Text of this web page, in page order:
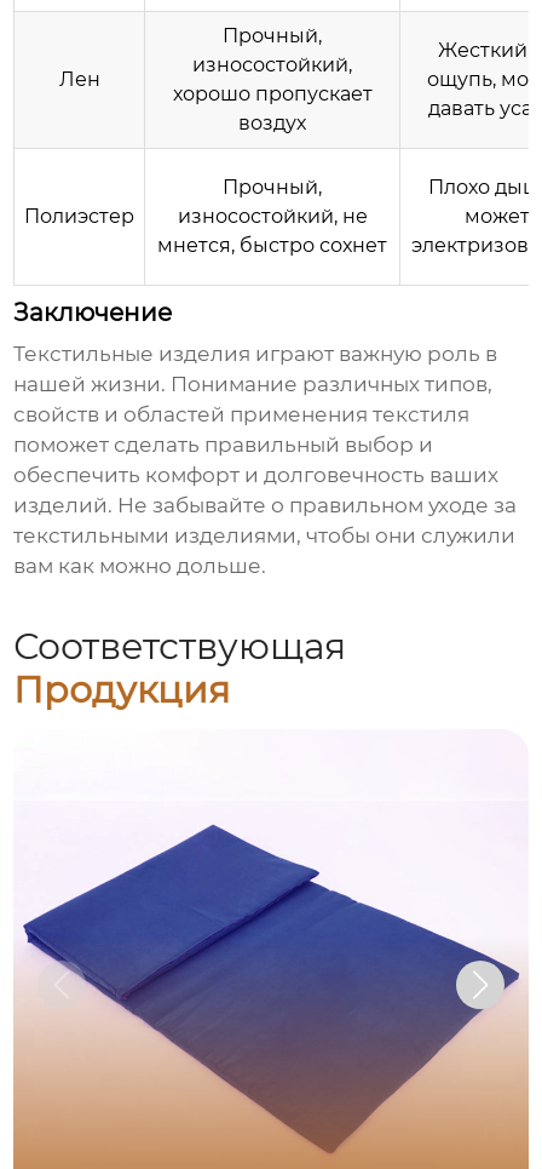
Лен
Прочный,
износостойкий,
хорошо пропускает
воздух
Жесткий
ощупь,
давать
Полиэстер
Прочный,
износостойкий, не
мнется, быстро сохнет
Плохо
может
Заключение
Текстильные изделия играют важную роль в
нашей жизни. Понимание различных типов,
свойств и областей применения текстиля
поможет сделать правильный выбор и
обеспечить комфорт и долговечность ваших
изделий. Не забывайте о правильном уходе за
текстильными изделиями, чтобы они служили
вам как можно дольше.
Соответствующая
Продукция